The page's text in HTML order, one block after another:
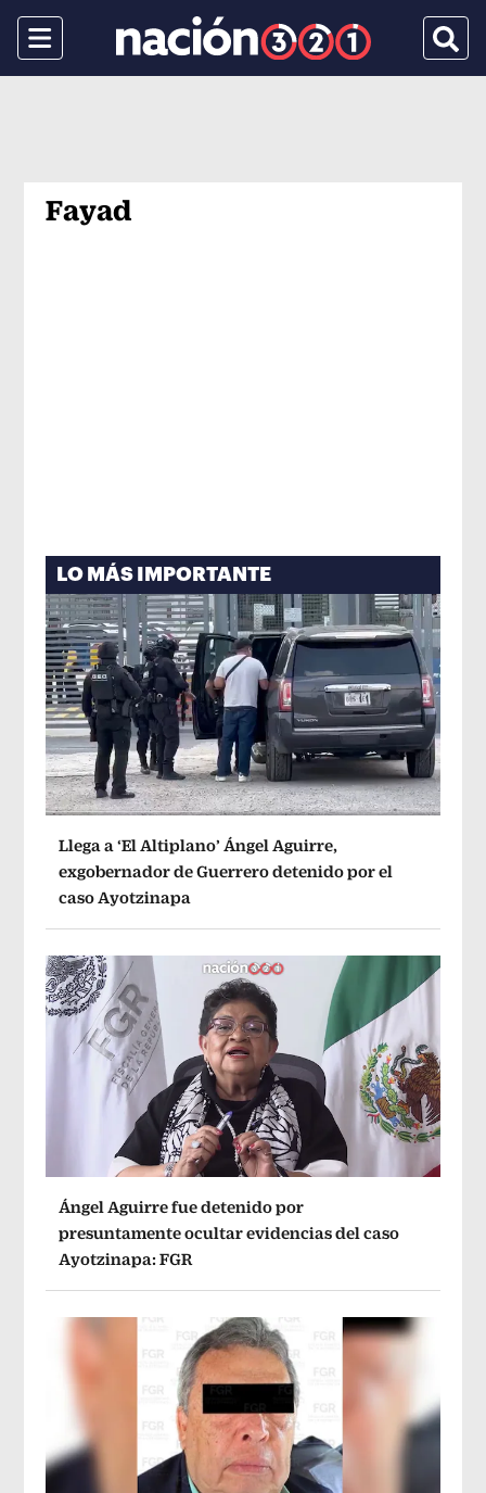
Menu
Fayad
LO MÁS IMPORTANTE
Llega a ‘El Altiplano’ Ángel Aguirre,
exgobernador de Guerrero detenido por el
caso Ayotzinapa
Ángel Aguirre fue detenido por
presuntamente ocultar evidencias del caso
Ayotzinapa: FGR